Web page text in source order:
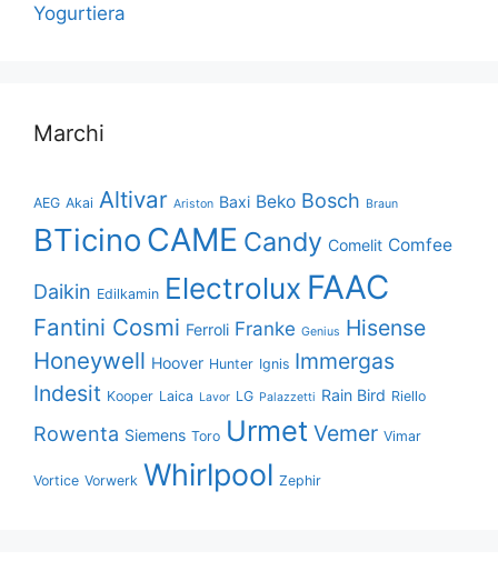
Yogurtiera
Marchi
AEG Akai Altivar Ariston Baxi Beko Bosch Braun
BTicino CAME Candy Comelit Comfee
Daikin Edilkamin Electrolux FAAC
Fantini Cosmi Ferroli Franke Genius Hisense
Honeywell Hoover Hunter Ignis Immergas
Indesit Kooper Laica Lavor LG Palazzetti Rain Bird Riello
Rowenta Siemens Toro Urmet Vemer Vimar
Vortice Vorwerk Whirlpool Zephir